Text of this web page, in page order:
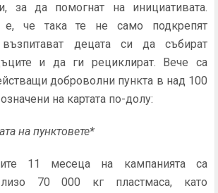
за да помогнат на инициативата.
е, че така те не само подкрепят
децата си да събират
и да ги рециклират. Вече са
доброволни пункта в над 100
на картата по-долу:
на пунктовете*
11 месеца на кампанията са
70 000 кг пластмаса, като